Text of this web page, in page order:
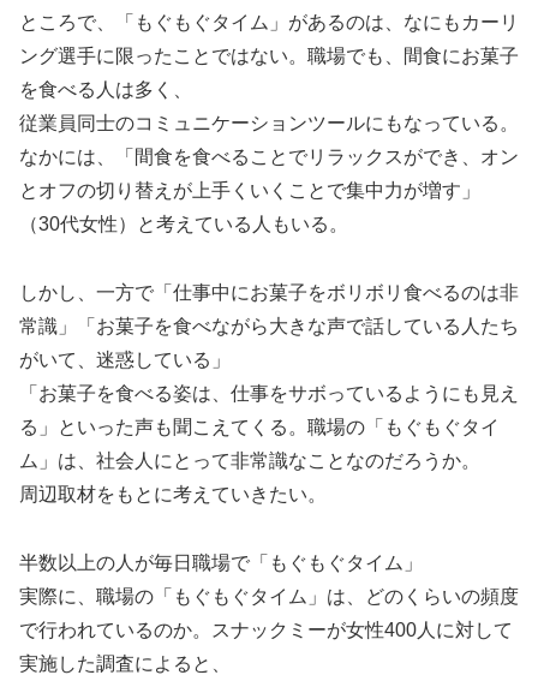
ところで、「もぐもぐタイム」があるのは、なにもカーリ
ング選手に限ったことではない。職場でも、間食にお菓子
を食べる人は多く、
従業員同士のコミュニケーションツールにもなっている。
なかには、「間食を食べることでリラックスができ、オン
とオフの切り替えが上手くいくことで集中力が増す」
（30代女性）と考えている人もいる。
しかし、一方で「仕事中にお菓子をボリボリ食べるのは非
常識」「お菓子を食べながら大きな声で話している人たち
がいて、迷惑している」
「お菓子を食べる姿は、仕事をサボっているようにも見え
る」といった声も聞こえてくる。職場の「もぐもぐタイ
ム」は、社会人にとって非常識なことなのだろうか。
周辺取材をもとに考えていきたい。
半数以上の人が毎日職場で「もぐもぐタイム」
実際に、職場の「もぐもぐタイム」は、どのくらいの頻度
で行われているのか。スナックミーが女性400人に対して
実施した調査によると、